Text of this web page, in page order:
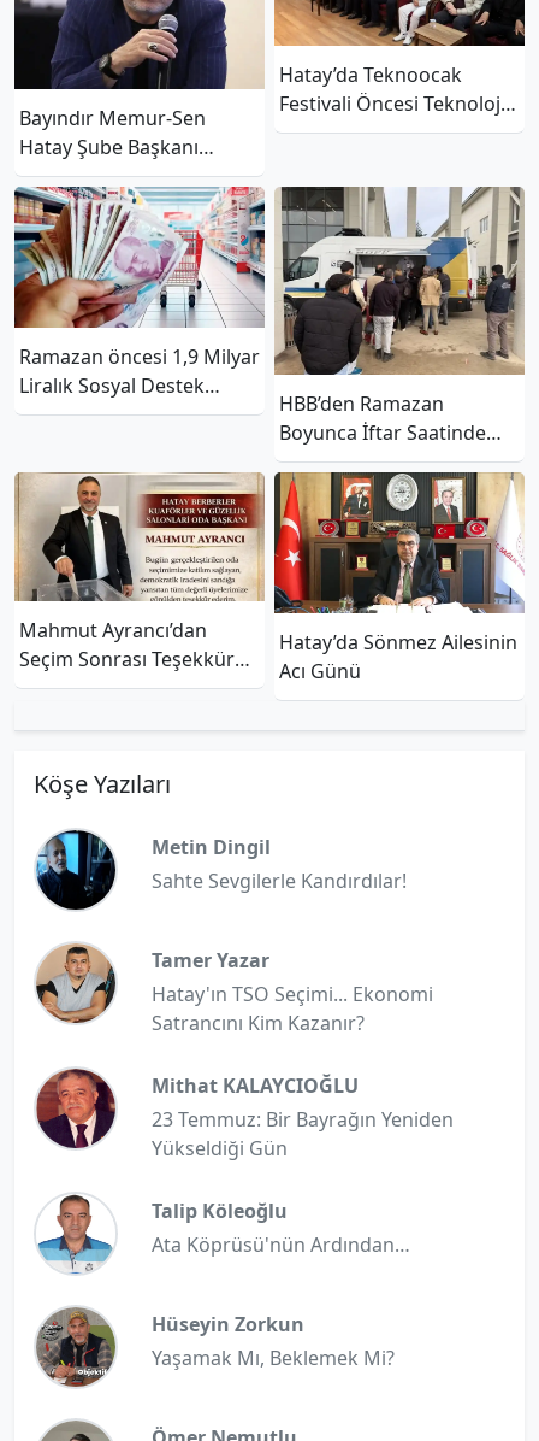
Bayındır Memur-Sen
Hatay Şube Başkanı
Hüseyin Tutar’dan
Ramazan Mesajı
Hatay’da Teknoocak
Festivali Öncesi Teknoloji
Semineri
Ramazan öncesi 1,9 Milyar
Liralık Sosyal Destek
Devrede
HBB’den Ramazan
Boyunca İftar Saatinde
Vatandaşa Çorba İkramı
Mahmut Ayrancı’dan
Seçim Sonrası Teşekkür
Mesajı
Hatay’da Sönmez Ailesinin
Acı Günü
Köşe Yazıları
Metin Dingil
Sahte Sevgilerle Kandırdılar!
Tamer Yazar
Hatay'ın TSO Seçimi... Ekonomi
Satrancını Kim Kazanır?
Mithat KALAYCIOĞLU
23 Temmuz: Bir Bayrağın Yeniden
Yükseldiği Gün
Talip Köleoğlu
Ata Köprüsü'nün Ardından…
Hüseyin Zorkun
Yaşamak Mı, Beklemek Mi?